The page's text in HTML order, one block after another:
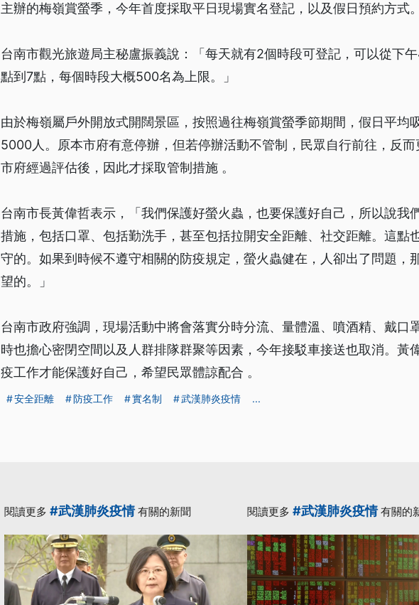
主辦的梅嶺賞螢季，今年首度採取平日現場實名登記，以及假日預約方式
台南市觀光旅遊局主秘盧振義說：「每天就有2個時段可登記，可以從下
點到7點，每個時段大概500名為上限。」
由於梅嶺屬戶外開放式開闊景區，按照過往梅嶺賞螢季節期間，假日平均
5000人。原本市府有意停辦，但若停辦活動不管制，民眾自行前往，反
市府經過評估後，因此才採取管制措施 。
台南市長黃偉哲表示，「我們保護好螢火蟲，也要保護好自己，所以說我
措施，包括口罩、包括勤洗手，甚至包括拉開安全距離、社交距離。這點
守的。如果到時候不遵守相關的防疫規定，螢火蟲健在，人卻出了問題，
望的。」
台南市政府強調，現場活動中將會落實分時分流、量體溫、噴酒精、戴口
時也擔心密閉空間以及人群排隊群聚等因素，今年接駁車接送也取消。黃
疫工作才能保護好自己，希望民眾體諒配合 。
安全距離 防疫工作 實名制 武漢肺炎疫情 ...
閱讀更多 #武漢肺炎疫情有關的新聞 閱讀更多 #武漢肺炎疫情有關的